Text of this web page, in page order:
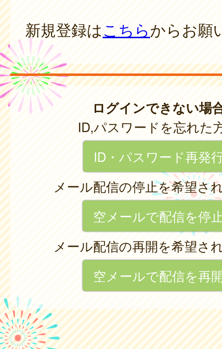
新規登録はこちらからお願
ログインできない場
ID,パスワードを忘れた
ID・パスワード再発
メール配信の停止を希望さ
空メールで配信を停
メール配信の再開を希望さ
空メールで配信を再